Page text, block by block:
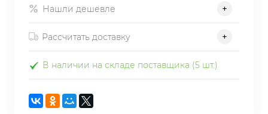
Нашли дешевле
Рассчитать доставку
В наличии на складе поставщика (5 шт.)